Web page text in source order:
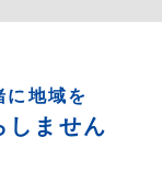
に地域を
しません